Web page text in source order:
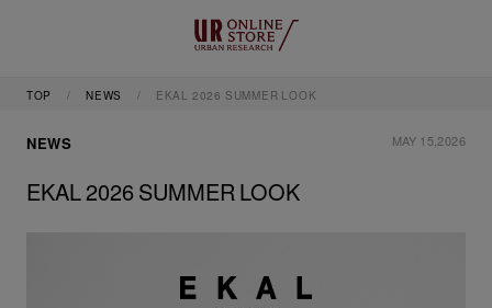
TOP NEWS EKAL 2026 SUMMER LOOK
NEWS MAY 15,2026
EKAL 2026 SUMMER LOOK